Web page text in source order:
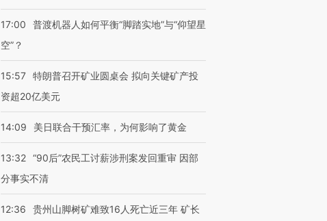
17:00
普渡机器人如何平衡“脚踏实地”与“仰望星
空”？
15:57 特朗普召开矿业圆桌会 拟向关键矿产投
资超20亿美元
14:09 美日联合干预汇率，为何影响了黄金
13:32 “90后”农民工讨薪涉刑案发回重审 因部
分事实不清
12:36
贵州山脚树矿难致16人死亡近三年 矿长